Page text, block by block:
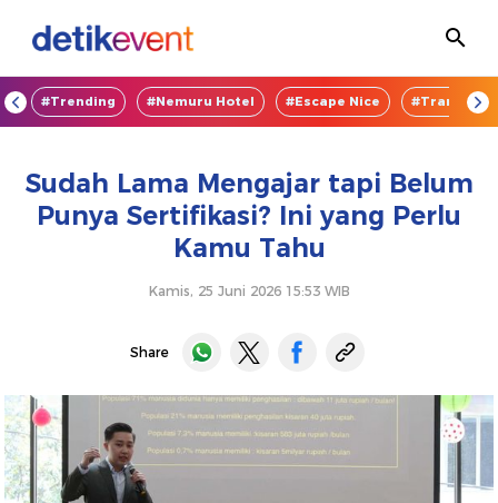
#Trending #Nemuru Hotel #Escape Nice
Sudah Lama Mengajar tapi Belum
Punya Sertifikasi? Ini yang Perlu
Kamu Tahu
Kamis, 25 Juni 2026 15:53 WIB
Share